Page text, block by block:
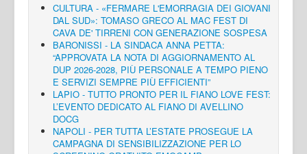
CULTURA - «FERMARE L'EMORRAGIA DEI GIOVANI
DAL SUD»: TOMASO GRECO AL MAC FEST DI
CAVA DE' TIRRENI CON GENERAZIONE SOSPESA
BARONISSI - LA SINDACA ANNA PETTA:
“APPROVATA LA NOTA DI AGGIORNAMENTO AL
DUP 2026-2028, PIÙ PERSONALE A TEMPO PIENO
E SERVIZI SEMPRE PIÙ EFFICIENTI”
LAPIO - TUTTO PRONTO PER IL FIANO LOVE FEST:
L’EVENTO DEDICATO AL FIANO DI AVELLINO
DOCG
NAPOLI - PER TUTTA L’ESTATE PROSEGUE LA
CAMPAGNA DI SENSIBILIZZAZIONE PER LO